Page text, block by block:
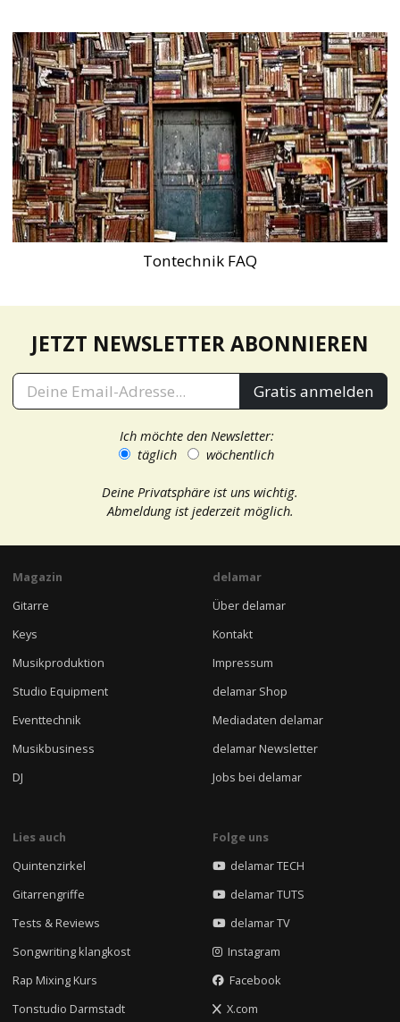
Tontechnik FAQ
JETZT NEWSLETTER ABONNIEREN
Gratis anmelden
Ich möchte den Newsletter:
täglich
wöchentlich
Deine Privatsphäre ist uns wichtig.
Abmeldung ist jederzeit möglich.
Magazin
Gitarre
Keys
Musikproduktion
Studio Equipment
Eventtechnik
Musikbusiness
DJ
delamar
Über delamar
Kontakt
Impressum
delamar Shop
Mediadaten delamar
delamar Newsletter
Jobs bei delamar
Lies auch
Quintenzirkel
Gitarrengriffe
Tests & Reviews
Songwriting klangkost
Rap Mixing Kurs
Tonstudio Darmstadt
Folge uns
delamar TECH
delamar TUTS
delamar TV
Instagram
Facebook
X.com